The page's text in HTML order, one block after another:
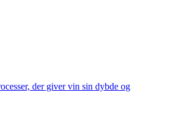
der giver vin sin dybde og